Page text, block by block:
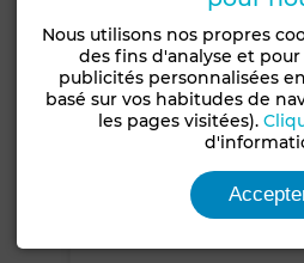
Double vitrage Porte blindée
Voir plus de photos
Nous utilisons nos propres
des fins d'analyse et
publicités personnalisées
basé sur vos habitudes de
les pages visitées).